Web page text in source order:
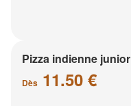
Pizza indienne junior
Dès 11.50 €